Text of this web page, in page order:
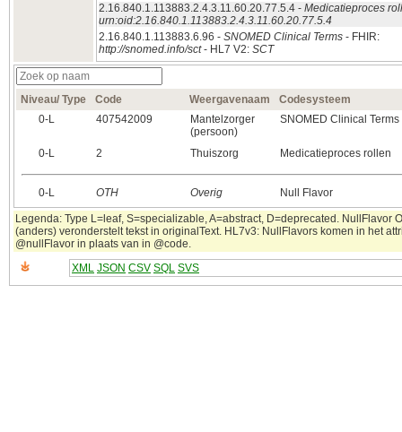
2.16.840.1.113883.2.4.3.11.60.20.77.5.4 - Medicatieproces
urn:oid:2.16.840.1.113883.2.4.3.11.60.20.77.5.4
2.16.840.1.113883.6.96 - SNOMED Clinical Terms - FHIR:
http://snomed.info/sct- HL7 V2: SCT
Niveau/ Type Code Weergavenaam
Codesysteem
0‑L
407542009
Mantelzorger
(persoon)
SNOMED Clinical Terms
0‑L 2 Thuiszorg Medicatieproces rollen
0‑L OTH Overig Null Flavor
Legenda: Type L=leaf, S=specializable, A=abstract, D=deprecated. NullFlavor
(anders) veronderstelt tekst in originalText. HL7v3: NullFlavors komen in het
@nullFlavor in plaats van in @code.
XML JSON CSV SQL SVS